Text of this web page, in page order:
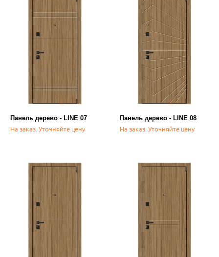
Панель дерево - LINE 07
На заказ. Уточняйте цену
Панель дерево - LINE 08
На заказ. Уточняйте цену